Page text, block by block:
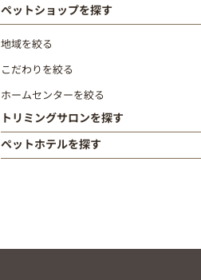
ペットショップを探す
地域を絞る
こだわりを絞る
ホームセンターを絞る
トリミングサロンを探す
ペットホテルを探す